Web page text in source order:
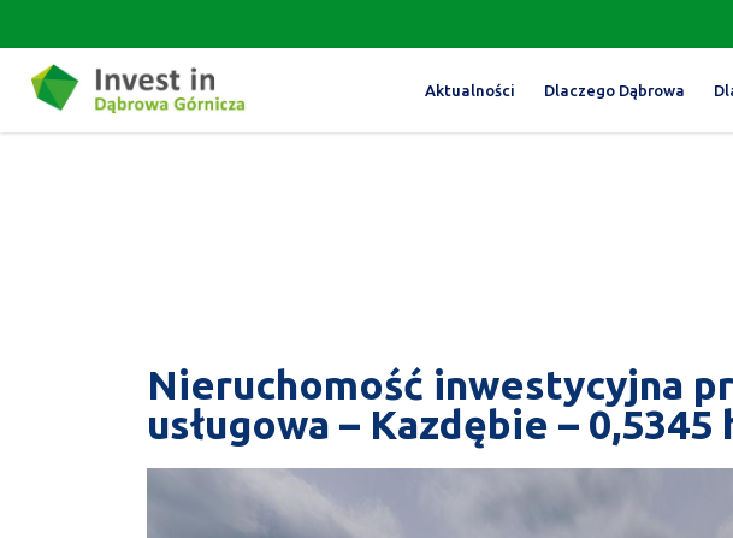
Aktualności Dlaczego Dąbrowa
Nieruchomość inwestycyjna
usługowa – Kazdębie – 0,5345